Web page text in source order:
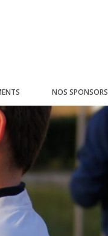
NOS SPONSORS